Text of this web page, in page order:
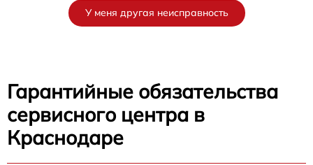
У меня другая неисправность
Гарантийные обязательства
сервисного центра в
Краснодаре